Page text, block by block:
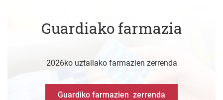
Guardiako farmazia